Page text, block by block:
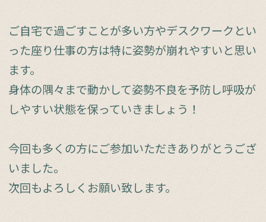
ご自宅で過ごすことが多い方やデスクワークとい
った座り仕事の方は特に姿勢が崩れやすいと思い
ます。
身体の隅々まで動かして姿勢不良を予防し呼吸が
しやすい状態を保っていきましょう！
今回も多くの方にご参加いただきありがとうござ
いました。
次回もよろしくお願い致します。